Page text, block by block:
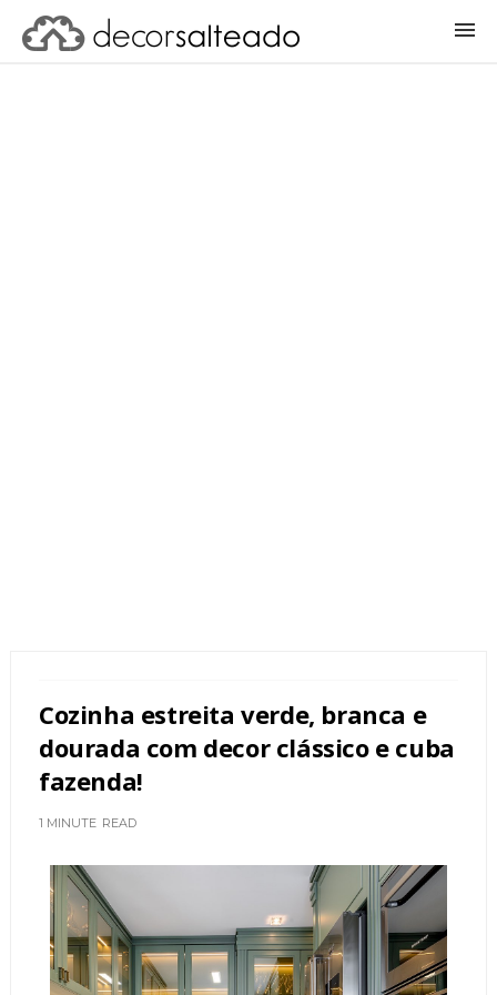
Cozinha estreita verde, branca e
dourada com decor clássico e cuba
fazenda!
1 MINUTE READ